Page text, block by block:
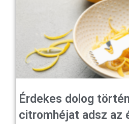
Érdekes dolog
citromhéjat adsz az